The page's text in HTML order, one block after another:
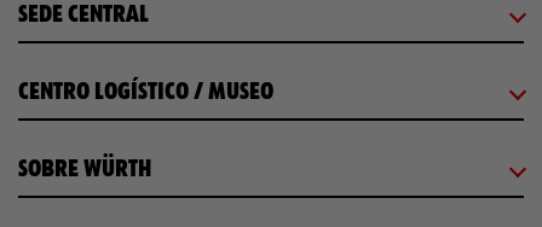
SEDE CENTRAL
CENTRO LOGÍSTICO / MUSEO
SOBRE WÜRTH